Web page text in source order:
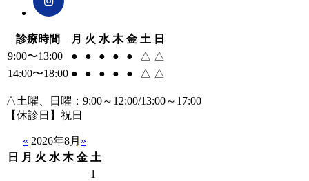
診療時間 月 火 水 木 金 土 日
9:00〜13:00
● ● ● ● ● △ △
14:00〜18:00 ● ● ● ● ● △ △
△土曜、日曜：9:00～12:00/13:00～17:00
【休診日】祝日
« 2026年8月 »
日 月 火 水 木 金 土
1